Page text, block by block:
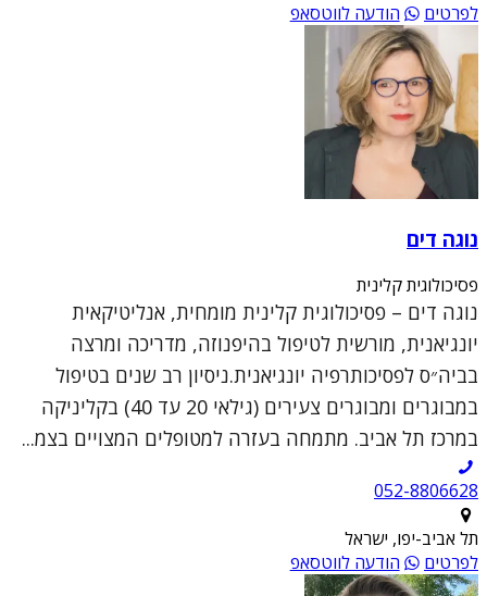
לפרטים
הודעה לווטסאפ
נוגה דים
פסיכולוגית קלינית
נוגה דים – פסיכולוגית קלינית מומחית, אנליטיקאית
יונגיאנית, מורשית לטיפול בהיפנוזה, מדריכה ומרצה
בביה״ס לפסיכותרפיה יונגיאנית.ניסיון רב שנים בטיפול
במבוגרים ומבוגרים צעירים (גילאי 20 עד 40) בקליניקה
במרכז תל אביב. מתמחה בעזרה למטופלים המצויים בצמ...
052-8806628
תל אביב-יפו, ישראל
לפרטים
הודעה לווטסאפ